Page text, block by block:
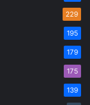
229
195
179
175
139